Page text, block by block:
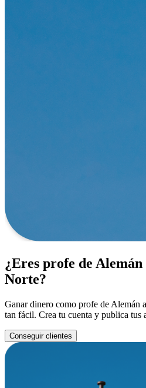
¿Eres profe de
Norte?
Ganar dinero como profe de Alemán
tan fácil. Crea tu cuenta y publica tus
Conseguir clientes